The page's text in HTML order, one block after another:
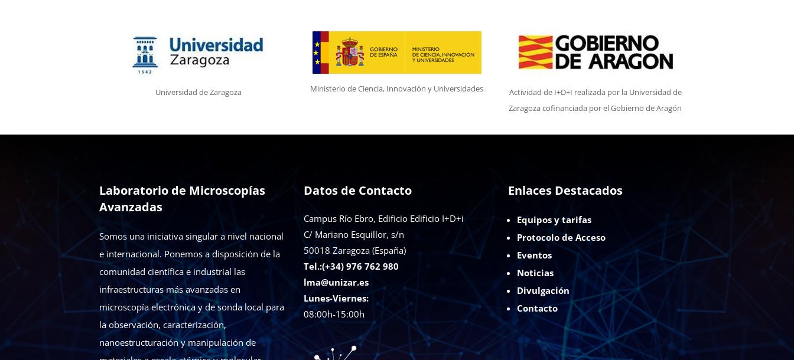
Universidad de Zaragoza Ministerio de Ciencia, Innovación y Universidades
Actividad de I+D+I realizada por la Universidad de
Zaragoza cofinanciada por el Gobierno de Aragón
Laboratorio de Microscopías
Avanzadas
Somos una iniciativa singular a nivel nacional
e internacional. Ponemos a disposición de la
comunidad científica e industrial las
infraestructuras más avanzadas en
microscopía electrónica y de sonda local para
la observación, caracterización,
nanoestructuración y manipulación de
Datos de Contacto
Campus Río Ebro, Edificio Edificio I+D+i
C/ Mariano Esquillor, s/n
50018 Zaragoza (España)
Tel.:(+34) 976 762 980
lma@unizar.es
Lunes-Viernes:
08:00h-15:00h
Enlaces Destacados
Equipos y tarifas
Protocolo de Acceso
Eventos
Noticias
Divulgación
Contacto